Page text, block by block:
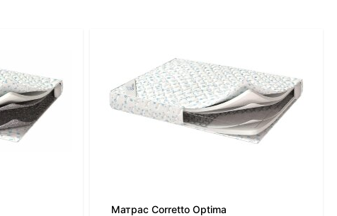
Матрас Corretto Optima